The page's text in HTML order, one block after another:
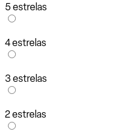
5 estrelas
4 estrelas
3 estrelas
2 estrelas